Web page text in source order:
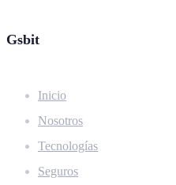
Gsbit
Inicio
Nosotros
Tecnologías
Seguros